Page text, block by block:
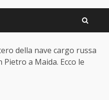
della nave cargo russa
Pietro a Maida. Ecco le